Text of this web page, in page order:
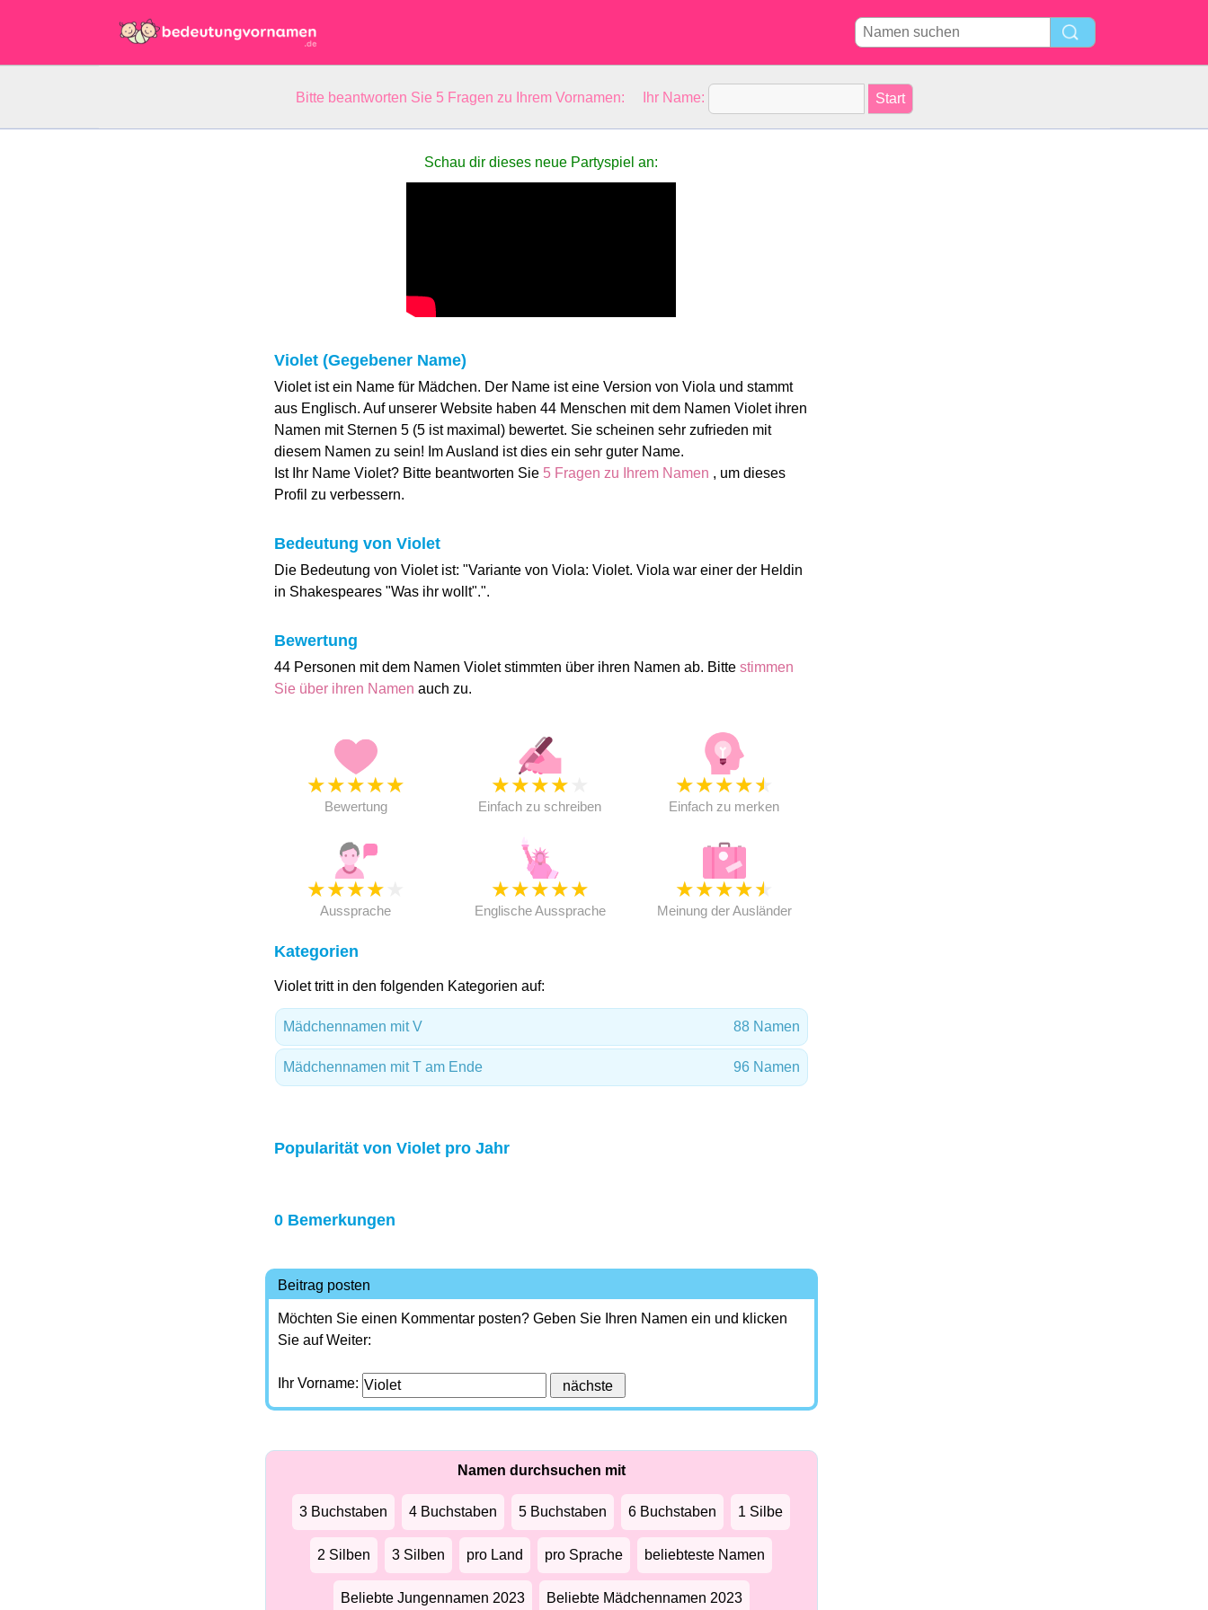
Bitte beantworten Sie 5 Fragen zu Ihrem Vornamen: Ihr Name:
Schau dir dieses neue Partyspiel an:
Violet (Gegebener Name)
Violet ist ein Name für Mädchen. Der Name ist eine Version von Viola und stammt
aus Englisch. Auf unserer Website haben 44 Menschen mit dem Namen Violet ihren
Namen mit Sternen 5 (5 ist maximal) bewertet. Sie scheinen sehr zufrieden mit
diesem Namen zu sein! Im Ausland ist dies ein sehr guter Name.
Ist Ihr Name Violet? Bitte beantworten Sie 5 Fragen zu Ihrem Namen , um dieses
Profil zu verbessern.
Bedeutung von Violet
Die Bedeutung von Violet ist: "Variante von Viola: Violet. Viola war einer der Heldin
in Shakespeares "Was ihr wollt".".
Bewertung
44 Personen mit dem Namen Violet stimmten über ihren Namen ab. Bitte stimmen
Sie über ihren Namen auch zu.
★★★★★
Bewertung
★★★★
Einfach zu schreiben
★★★★★
Einfach zu merken
★★★★
Aussprache
★★★★★
Englische Aussprache
★★★★★
Meinung der Ausländer
Kategorien
Violet tritt in den folgenden Kategorien auf:
Mädchennamen mit V 88 Namen
Mädchennamen mit T am Ende 96 Namen
Popularität von Violet pro Jahr
0 Bemerkungen
Beitrag posten
Möchten Sie einen Kommentar posten? Geben Sie Ihren Namen ein und klicken
Sie auf Weiter:
Ihr Vorname:
Namen durchsuchen mit
3 Buchstaben 4 Buchstaben 5 Buchstaben 6 Buchstaben 1 Silbe
2 Silben 3 Silben pro Land pro Sprache beliebteste Namen
Beliebte Jungennamen 2023 Beliebte Mädchennamen 2023